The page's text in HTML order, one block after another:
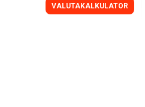
VALUTAKALKULATOR